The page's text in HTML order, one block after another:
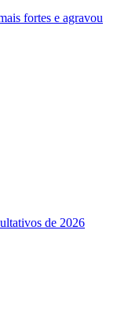
fortes e agravou
de 2026